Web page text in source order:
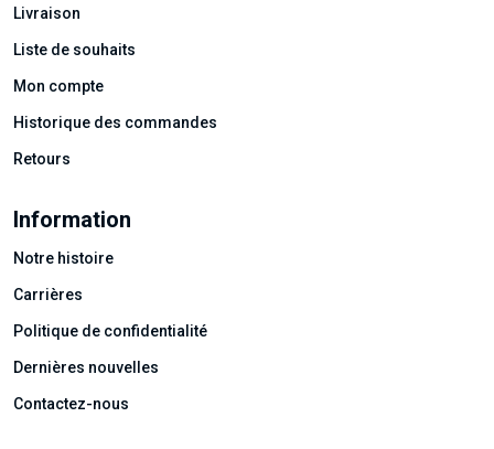
Livraison
Liste de souhaits
Mon compte
Historique des commandes
Retours
Information
Notre histoire
Carrières
Politique de confidentialité
Dernières nouvelles
Contactez-nous